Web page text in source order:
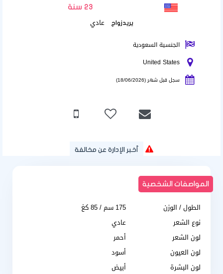
23 سنة
يريدزواج عادي
الجنسية السعودية
United States
سجل قبل شهر (18/06/2026)
أخبر الإدارة عن مخالفة
المواصفات الشخصية
الطول / الوزن
175 سم / 85 كغ
نوع الشعر
عادي
لون الشعر
أحمر
لون العيون
أسود
لون البشرة
أبيض